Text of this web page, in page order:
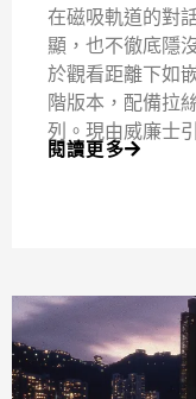
在磁吸軌道的對
顯，也不徹底隱
於觀看距離下如
階版本，配備拉
列。現由威廉士
閱讀更多